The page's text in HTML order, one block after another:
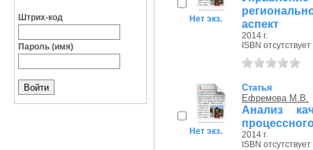
Штрих-код
Пароль (имя)
Нет экз.
аспект
2014 г.
ISBN отсутствует
Нет экз.
Статья
Ефремова М.В.
Анализ
2014 г.
ISBN отсутствует